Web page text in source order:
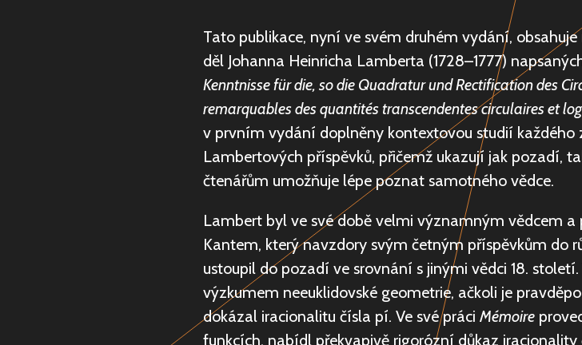
Tato publikace, nyní ve svém druhém vydání,
děl Johanna Heinricha Lamberta (1728–1777)
Kenntnisse für die, so die Quadratur und Rectification des
remarquables des quantités transcendentes circulaires et
v prvním vydání doplněny kontextovou studií každého
Lambertových příspěvků, přičemž ukazují jak pozadí,
čtenářům umožňuje lépe poznat samotného vědce.
Lambert byl ve své době velmi významným vědcem
Kantem, který navzdory svým četným příspěvkům do
ustoupil do pozadí ve srovnání s jinými vědci 18.
výzkumem neeuklidovské geometrie, ačkoli je
dokázal iracionalitu čísla pí. Ve své práci Mémoire
funkcích, nabídl překvapivě rigorózní důkaz